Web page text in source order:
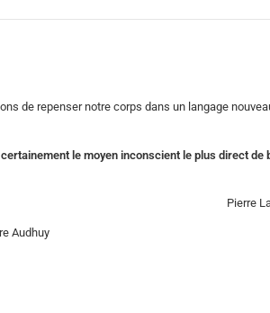
de repenser notre corps dans un langage
le moyen inconscient le plus direct
Pierre
Audhuy